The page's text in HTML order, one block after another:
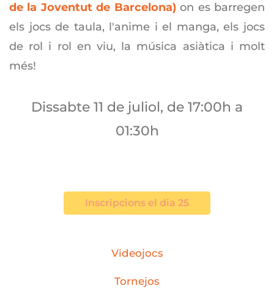
de la Joventut de Barcelona) on es barregen
els jocs de taula, l'anime i el manga, els jocs
de rol i rol en viu, la música asiàtica i molt
més!
Dissabte 11 de juliol, de 17:00h a
01:30h
Inscripcions el dia 25
Videojocs
Tornejos